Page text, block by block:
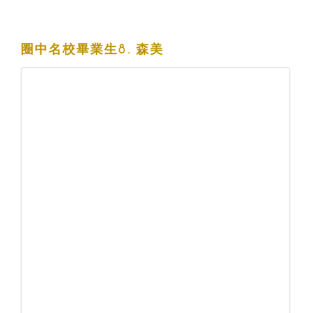
圈中名校畢業生8. 森美